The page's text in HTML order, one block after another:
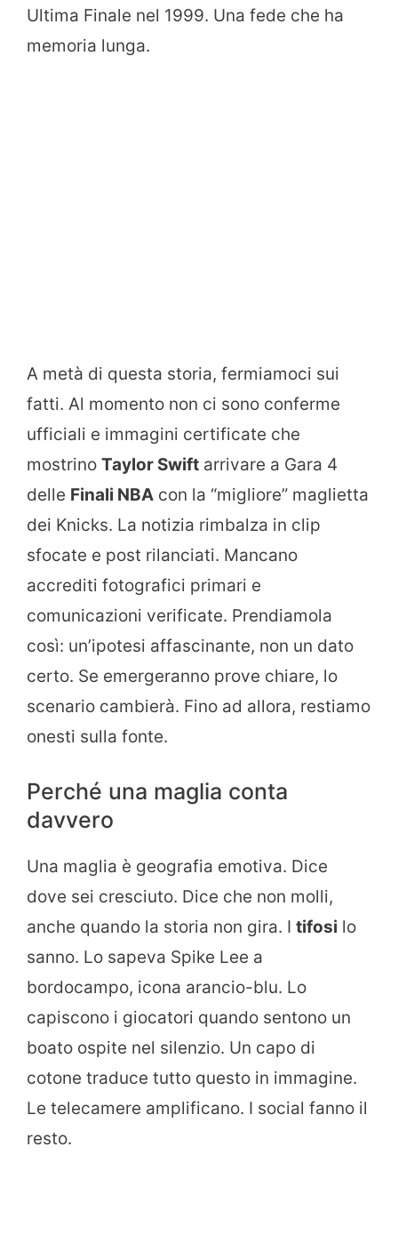
Ultima Finale nel 1999. Una fede che ha
memoria lunga.
A metà di questa storia, fermiamoci sui
fatti. Al momento non ci sono conferme
ufficiali e immagini certificate che
mostrino Taylor Swift arrivare a Gara 4
delle Finali NBA con la “migliore” maglietta
dei Knicks. La notizia rimbalza in clip
sfocate e post rilanciati. Mancano
accrediti fotografici primari e
comunicazioni verificate. Prendiamola
così: un’ipotesi affascinante, non un dato
certo. Se emergeranno prove chiare, lo
scenario cambierà. Fino ad allora, restiamo
onesti sulla fonte.
Perché una maglia conta
davvero
Una maglia è geografia emotiva. Dice
dove sei cresciuto. Dice che non molli,
anche quando la storia non gira. I tifosi lo
sanno. Lo sapeva Spike Lee a
bordocampo, icona arancio-blu. Lo
capiscono i giocatori quando sentono un
boato ospite nel silenzio. Un capo di
cotone traduce tutto questo in immagine.
Le telecamere amplificano. I social fanno il
resto.